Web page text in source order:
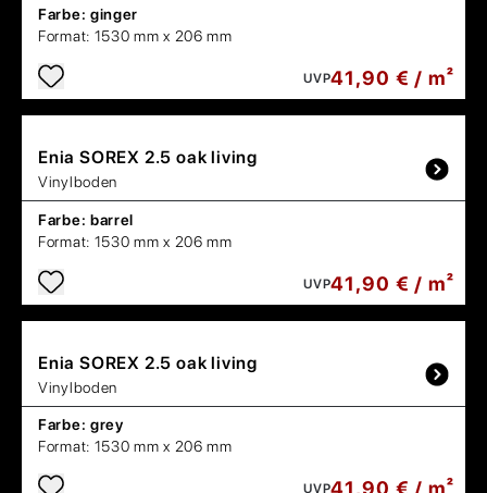
Farbe: ginger
Format: 1530 mm x 206 mm
UVP41,90 € / m²
Enia SOREX 2.5 oak living
Vinylboden
Farbe: barrel
Format: 1530 mm x 206 mm
UVP41,90 € / m²
Enia SOREX 2.5 oak living
Vinylboden
Farbe: grey
Format: 1530 mm x 206 mm
UVP